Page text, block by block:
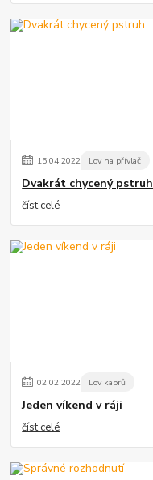
15.04.2022 Lov na přívlač
Dvakrát chycený pstruh
číst celé
02.02.2022 Lov kaprů
Jeden víkend v ráji
číst celé